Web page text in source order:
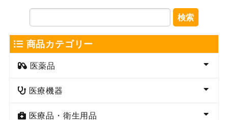
検索
商品カテゴリー
医薬品
医療機器
医療品・衛生用品